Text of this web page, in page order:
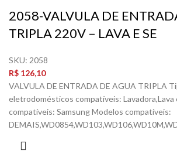
2058-VALVULA DE
TRIPLA 220V – LAVA E SE
SKU: 2058
R$ 126,10
VALVULA DE ENTRADA DE AGUA TRIPLA
eletrodomésticos compatíveis: Lavadora,Lava
compatíveis: Samsung Modelos compatíveis: